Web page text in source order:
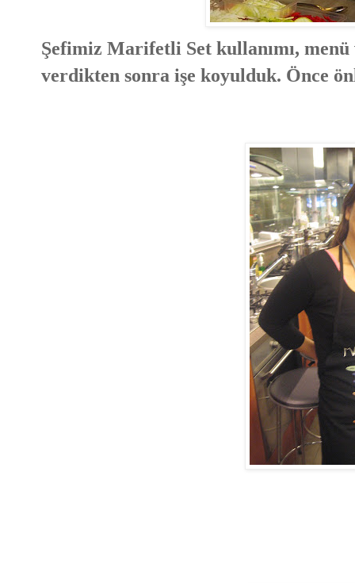
Şefimiz Marifetli Set kullanımı, menü
verdikten sonra işe koyulduk. Önce